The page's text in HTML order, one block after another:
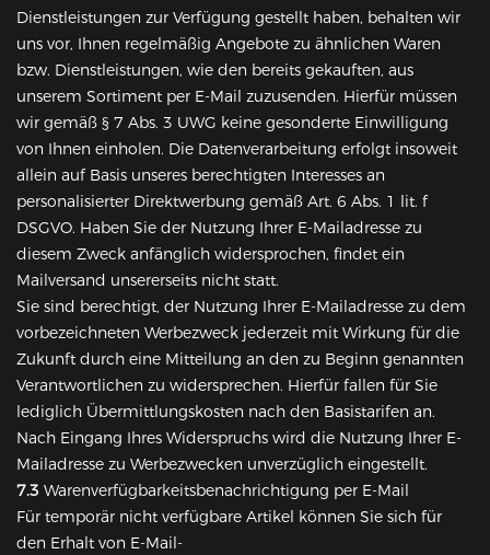
Dienstleistungen zur Verfügung gestellt haben, behalten wir
uns vor, Ihnen regelmäßig Angebote zu ähnlichen Waren
bzw. Dienstleistungen, wie den bereits gekauften, aus
unserem Sortiment per E-Mail zuzusenden. Hierfür müssen
wir gemäß § 7 Abs. 3 UWG keine gesonderte Einwilligung
von Ihnen einholen. Die Datenverarbeitung erfolgt insoweit
allein auf Basis unseres berechtigten Interesses an
personalisierter Direktwerbung gemäß Art. 6 Abs. 1 lit. f
DSGVO. Haben Sie der Nutzung Ihrer E-Mailadresse zu
diesem Zweck anfänglich widersprochen, findet ein
Mailversand unsererseits nicht statt.
Sie sind berechtigt, der Nutzung Ihrer E-Mailadresse zu dem
vorbezeichneten Werbezweck jederzeit mit Wirkung für die
Zukunft durch eine Mitteilung an den zu Beginn genannten
Verantwortlichen zu widersprechen. Hierfür fallen für Sie
lediglich Übermittlungskosten nach den Basistarifen an.
Nach Eingang Ihres Widerspruchs wird die Nutzung Ihrer E-
Mailadresse zu Werbezwecken unverzüglich eingestellt.
7.3 Warenverfügbarkeitsbenachrichtigung per E-Mail
Für temporär nicht verfügbare Artikel können Sie sich für
den Erhalt von E-Mail-